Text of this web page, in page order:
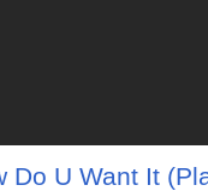
Do U Want It